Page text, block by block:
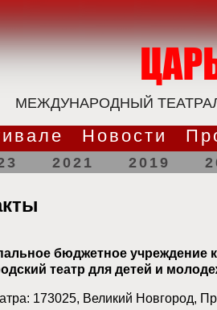
МЕЖДУНАРОДНЫЙ
Новости
2021 2019
бюджетное учреждение
театр для детей и
173025, Великий Новгород,